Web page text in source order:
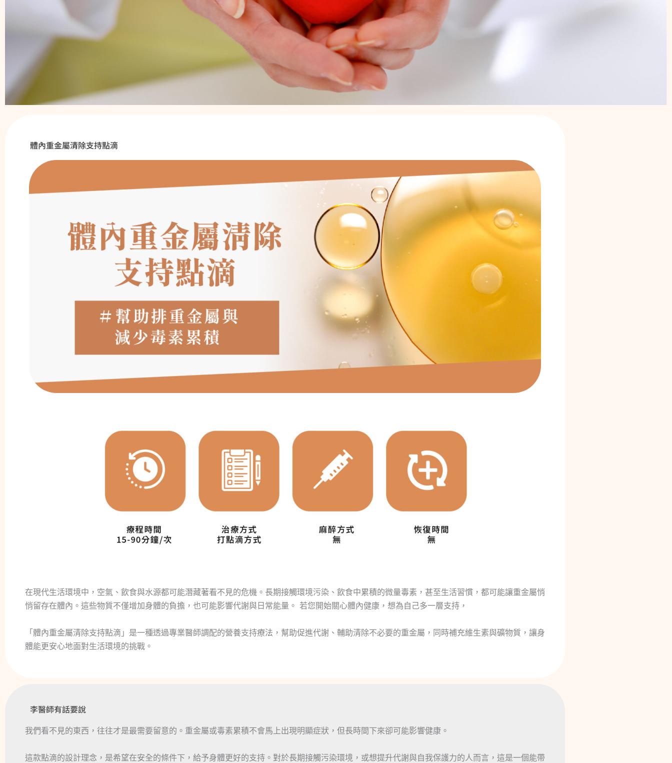
體內重金屬清除支持點滴
在現代生活環境中，空氣、飲食與水源都可能潛藏著看不見的危機。長期接觸環境污染、飲食中累積的微量毒素，甚至生活習慣，都可能讓重金屬悄
悄留存在體內。這些物質不僅增加身體的負擔，也可能影響代謝與日常能量。 若您開始關心體內健康，想為自己多一層支持，
「體內重金屬清除支持點滴」是一種透過專業醫師調配的營養支持療法，幫助促進代謝、輔助清除不必要的重金屬，同時補充維生素與礦物質，讓身
體能更安心地面對生活環境的挑戰。
李醫師有話要說
我們看不見的東西，往往才是最需要留意的。重金屬或毒素累積不會馬上出現明顯症狀，但長時間下來卻可能影響健康。
這款點滴的設計理念，是希望在安全的條件下，給予身體更好的支持。對於長期接觸污染環境，或想提升代謝與自我保護力的人而言，這是一個能帶